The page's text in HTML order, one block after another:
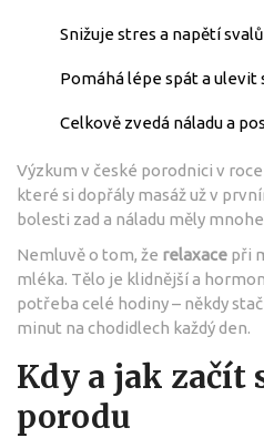
Snižuje stres a napětí svalů
Pomáhá lépe spát a ulevit
Celkově zvedá náladu a
Výzkum v české porodnici v
které si dopřály masáž už v
bolesti zad a náladu měly
Nemluvě o tom, že relaxace při
mléka. Tělo je klidnější a
potřeba celé hodiny – někdy
minut na chodidlech každý den.
Kdy a jak začít
porodu